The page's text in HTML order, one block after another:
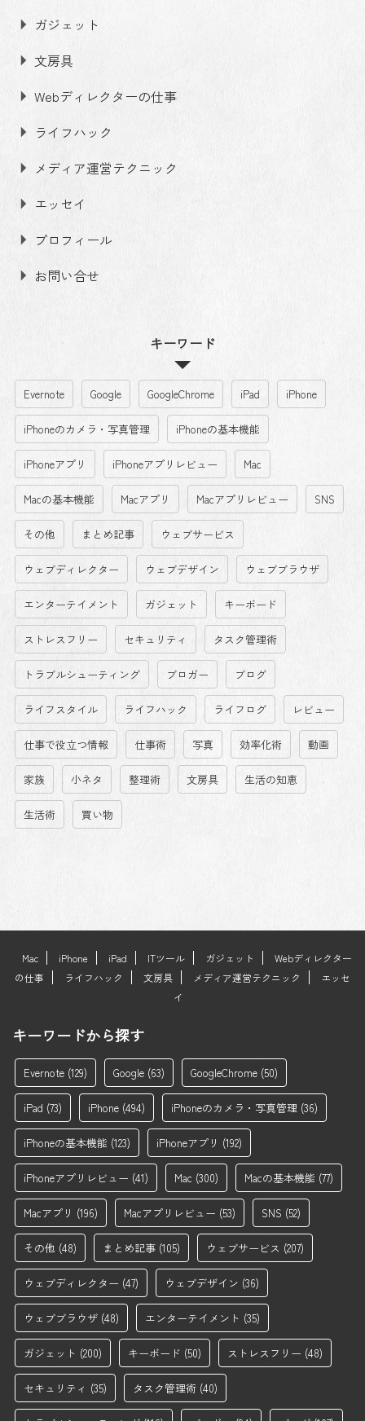
ガジェット
文房具
Webディレクターの仕事
ライフハック
メディア運営テクニック
エッセイ
プロフィール
お問い合せ
キーワード
Evernote Google GoogleChrome iPad iPhone
iPhoneのカメラ・写真管理 iPhoneの基本機能
iPhoneアプリ iPhoneアプリレビュー Mac
Macの基本機能 Macアプリ Macアプリレビュー SNS
その他 まとめ記事 ウェブサービス
ウェブディレクター ウェブデザイン ウェブブラウザ
エンターテイメント ガジェット キーボード
ストレスフリー セキュリティ タスク管理術
トラブルシューティング ブロガー ブログ
ライフスタイル ライフハック ライフログ レビュー
仕事で役立つ情報 仕事術 写真 効率化術 動画
家族 小ネタ 整理術 文房具 生活の知恵
生活術 買い物
Mac iPhone iPad ITツール ガジェット
Webディレクター
の仕事
ライフハック 文房具 メディア運営テクニック
エッセ
イ
キーワードから探す
Evernote (129) Google (63) GoogleChrome (50)
iPad (73) iPhone (494) iPhoneのカメラ・写真管理 (36)
iPhoneの基本機能 (123) iPhoneアプリ (192)
iPhoneアプリレビュー (41) Mac (300) Macの基本機能 (77)
Macアプリ (196) Macアプリレビュー (53) SNS (52)
その他 (48) まとめ記事 (105) ウェブサービス (207)
ウェブディレクター (47) ウェブデザイン (36)
ウェブブラウザ (48) エンターテイメント (35)
ガジェット (200) キーボード (50) ストレスフリー (48)
セキュリティ (35) タスク管理術 (40)